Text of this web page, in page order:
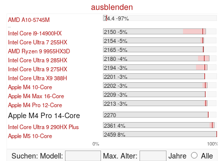
ausblenden
AMD A10-5745M 74.4 -97%
...
Intel Core i9-14900HX
2150 -5%
Intel Core Ultra 7 255HX
2154 -5%
AMD Ryzen 9 9955HX3D
2165 -5%
Intel Core Ultra 9 285HX
2180 -4%
Intel Core Ultra 9 275HX
2194 -3%
Intel Core Ultra X9 388H
2201 -3%
Apple M4 10-Core
2202 -3%
Apple M4 Max 16-Core
2209 -3%
Apple M4 Pro 12-Core
2213 -3%
Apple M4 Pro 14-Core
2270
Intel Core Ultra 9 290HX Plus
2361 4%
Apple M5 10-Core
2459 8%
0% 100%
Suchen: Modell: Max. Alter: Jahre
Alle